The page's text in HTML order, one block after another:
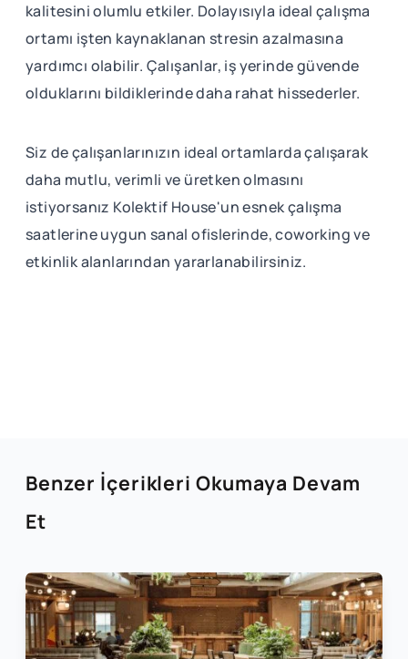
kalitesini olumlu etkiler. Dolayısıyla ideal çalışma
ortamı işten kaynaklanan stresin azalmasına
yardımcı olabilir. Çalışanlar, iş yerinde güvende
olduklarını bildiklerinde daha rahat hissederler.
Siz de çalışanlarınızın ideal ortamlarda çalışarak
daha mutlu, verimli ve üretken olmasını
istiyorsanız Kolektif House'un esnek çalışma
saatlerine uygun sanal ofislerinde, coworking ve
etkinlik alanlarından yararlanabilirsiniz.
Benzer İçerikleri Okumaya Devam
Et